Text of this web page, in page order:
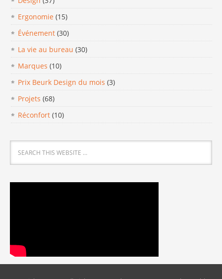
Ergonomie (15)
Événement (30)
La vie au bureau (30)
Marques (10)
Prix Beurk Design du mois (3)
Projets (68)
Réconfort (10)